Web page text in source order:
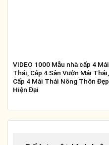
VIDEO 1000 Mẫu nhà cấp 4 Mái
Thái, Cấp 4 Sân Vườn Mái Thái,
Cấp 4 Mái Thái Nông Thôn Đẹp
Hiện Đại